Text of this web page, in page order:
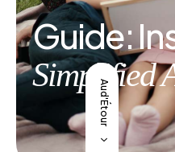
Guide:
Simplified
Aud'Étour
5